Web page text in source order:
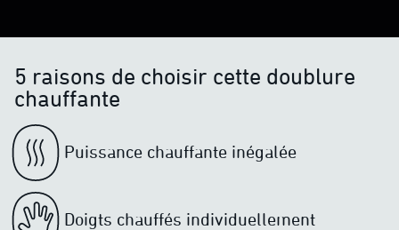
5 raisons de choisir cette doublure
chauffante
Puissance chauffante inégalée
Doigts chauffés individuellement